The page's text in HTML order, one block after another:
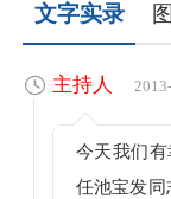
文字实录
主持人
今天我们
任池宝发同